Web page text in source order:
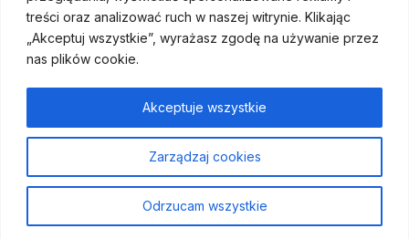
treści oraz analizować ruch w naszej witrynie. Klikając
„Akceptuj wszystkie”, wyrażasz zgodę na używanie przez
nas plików cookie.
Zarządzaj cookies
Odrzucam wszystkie
Akceptuje wszystkie
wsparcia
specjalistów